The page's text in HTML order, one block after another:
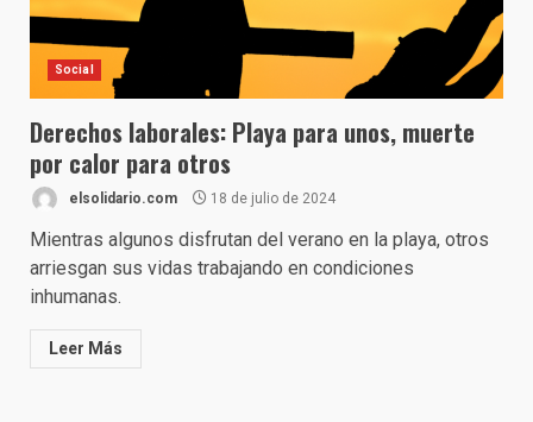
Social
Derechos laborales: Playa para unos, muerte
por calor para otros
elsolidario.com 18 de julio de 2024
Mientras algunos disfrutan del verano en la playa, otros
arriesgan sus vidas trabajando en condiciones
inhumanas.
Leer Más